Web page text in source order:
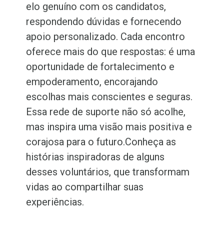
elo genuíno com os candidatos,
respondendo dúvidas e fornecendo
apoio personalizado. Cada encontro
oferece mais do que respostas: é uma
oportunidade de fortalecimento e
empoderamento, encorajando
escolhas mais conscientes e seguras.
Essa rede de suporte não só acolhe,
mas inspira uma visão mais positiva e
corajosa para o futuro.Conheça as
histórias inspiradoras de alguns
desses voluntários, que transformam
vidas ao compartilhar suas
experiências.